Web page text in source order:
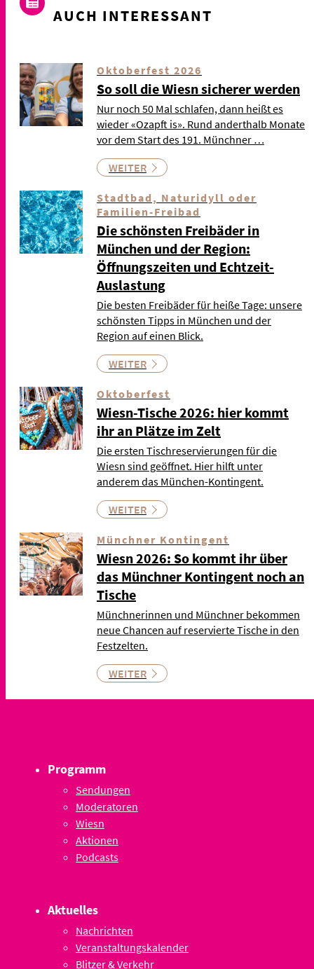
AUCH INTERESSANT
Oktoberfest 2026
So soll die Wiesn sicherer werden
Nur noch 50 Mal schlafen, dann heißt es
wieder «Ozapft is». Rund anderthalb Monate
vor dem Start des 191. Münchner …
WEITER
Stadtbad, Naturidyll oder
Familien-Freibad
Die schönsten Freibäder in
München und der Region:
Öffnungszeiten und Echtzeit-
Auslastung
Die besten Freibäder für heiße Tage: unsere
schönsten Tipps in München und der
Region auf einen Blick.
WEITER
Oktoberfest
Wiesn-Tische 2026: hier kommt
ihr an Plätze im Zelt
Die ersten Tischreservierungen für die
Wiesn sind geöffnet. Hier hilft unter
anderem das München-Kontingent.
WEITER
Münchner Kontingent
Wiesn 2026: So kommt ihr über
das Münchner Kontingent noch an
Tische
Münchnerinnen und Münchner bekommen
neue Chancen auf reservierte Tische in den
Festzelten.
WEITER
Programm
Sendungen
Moderatoren
Wiesn
Aktionen
Podcasts
Aktuelles
Nachrichten
Veranstaltungskalender
Blitzer & Verkehr